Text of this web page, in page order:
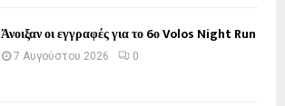
Άνοιξαν οι εγγραφές για το 6ο Volos Night Run
7 Αυγούστου 2026 0